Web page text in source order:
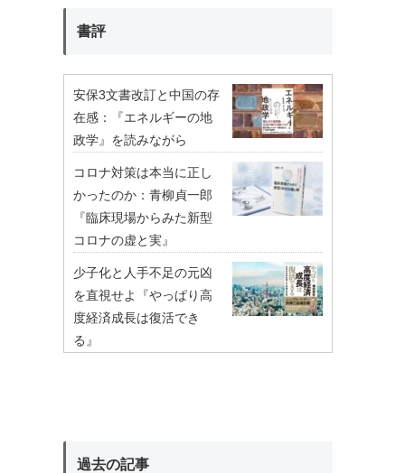
書評
安保3文書改訂と中国の存
在感：『エネルギーの地
政学』を読みながら
コロナ対策は本当に正し
かったのか：青柳貞一郎
『臨床現場からみた新型
コロナの虚と実』
少子化と人手不足の元凶
を直視せよ『やっぱり高
度経済成長は復活でき
る』
過去の記事